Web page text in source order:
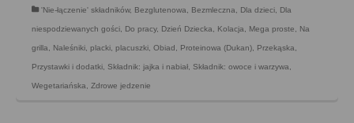
'Nie-łączenie' składników, Bezglutenowa Bezmleczna Dla dzieci Dla
niespodziewanych gości Do pracy, Dzień Dziecka Kolacja Mega proste Na
grilla Naleśniki, placki, placuszki Obiad Proteinowa (Dukan) Przekąska
Przystawki i dodatki Składnik: jajka i nabiał Składnik: owoce i warzywa
Wegetariańska Zdrowe jedzenie